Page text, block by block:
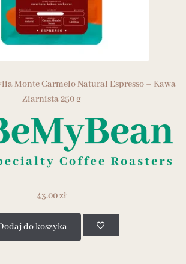
Monte Carmelo Natural Espresso – Kawa
Ziarnista 250 g
43.00zł
do koszyka